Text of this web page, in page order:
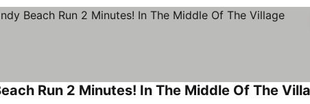
Run 2 Minutes! In The Middle Of The